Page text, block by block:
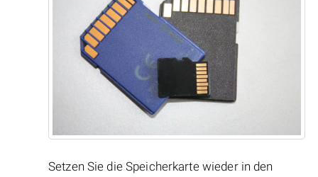
Setzen Sie die Speicherkarte wieder in den